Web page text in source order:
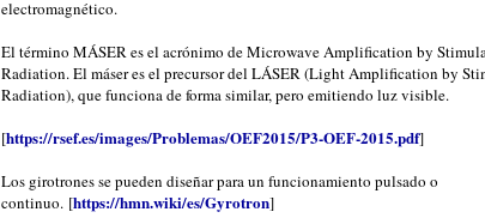
electromagnético.
El término MÁSER es el acrónimo de Microwave Amplification by
Radiation. El máser es el precursor del LÁSER (Light Amplification by
Radiation), que funciona de forma similar, pero emitiendo luz visible.
[https://rsef.es/images/Problemas/OEF2015/P3-OEF-2015.pdf]
Los girotrones se pueden diseñar para un funcionamiento pulsado o
continuo. [https://hmn.wiki/es/Gyrotron]